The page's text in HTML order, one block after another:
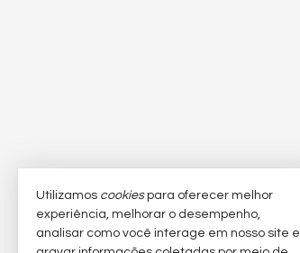
Utilizamos cookiespara oferecer melhor
experiência, melhorar o desempenho,
analisar como você interage em nosso site e